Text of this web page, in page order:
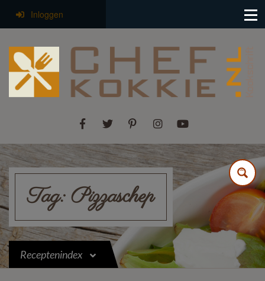
Inloggen
Tag:Pizzaschep
Receptenindex